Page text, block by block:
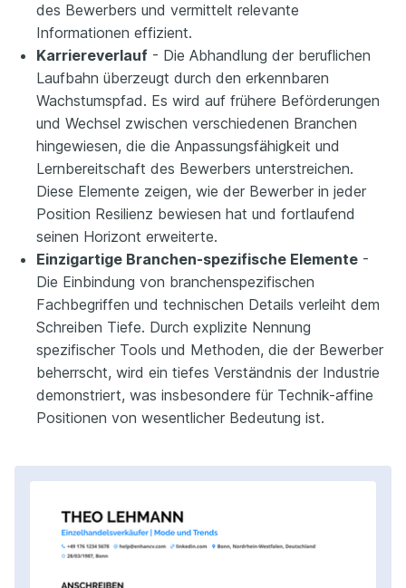
des Bewerbers und vermittelt relevante
Informationen effizient.
Karriereverlauf - Die Abhandlung der beruflichen
Laufbahn überzeugt durch den erkennbaren
Wachstumspfad. Es wird auf frühere Beförderungen
und Wechsel zwischen verschiedenen Branchen
hingewiesen, die die Anpassungsfähigkeit und
Lernbereitschaft des Bewerbers unterstreichen.
Diese Elemente zeigen, wie der Bewerber in jeder
Position Resilienz bewiesen hat und fortlaufend
seinen Horizont erweiterte.
Einzigartige Branchen-spezifische Elemente -
Die Einbindung von branchenspezifischen
Fachbegriffen und technischen Details verleiht dem
Schreiben Tiefe. Durch explizite Nennung
spezifischer Tools und Methoden, die der Bewerber
beherrscht, wird ein tiefes Verständnis der Industrie
demonstriert, was insbesondere für Technik-affine
Positionen von wesentlicher Bedeutung ist.